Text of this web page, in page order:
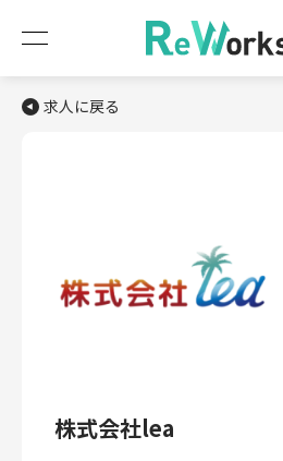
求人に戻る
株式会社lea